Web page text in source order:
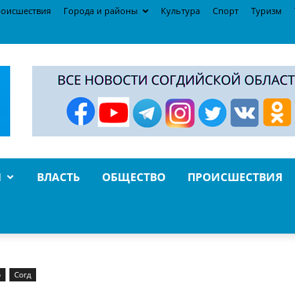
Города и районы Культура Спорт Туризм
ВЛАСТЬ ОБЩЕСТВО ПРОИСШЕСТВИЯ
Согд